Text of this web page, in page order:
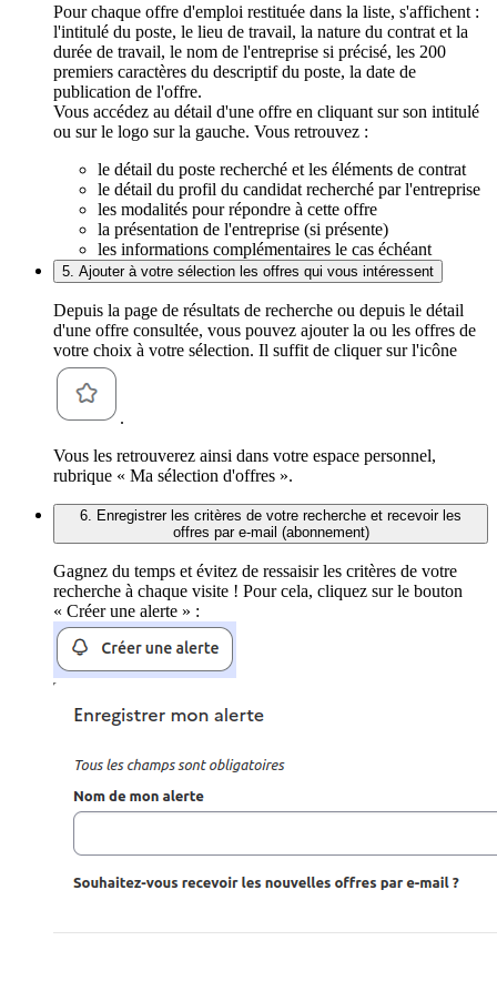
Pour chaque offre d'emploi restituée dans la liste, s'affichent :
l'intitulé du poste, le lieu de travail, la nature du contrat et la
durée de travail, le nom de l'entreprise si précisé, les 200
premiers caractères du descriptif du poste, la date de
publication de l'offre.
Vous accédez au détail d'une offre en cliquant sur son intitulé
ou sur le logo sur la gauche. Vous retrouvez :
le détail du poste recherché et les éléments de contrat
le détail du profil du candidat recherché par l'entreprise
les modalités pour répondre à cette offre
la présentation de l'entreprise (si présente)
les informations complémentaires le cas échéant
5. Ajouter à votre sélection les offres qui vous intéressent
Depuis la page de résultats de recherche ou depuis le détail
d'une offre consultée, vous pouvez ajouter la ou les offres de
votre choix à votre sélection. Il suffit de cliquer sur l'icône
.
Vous les retrouverez ainsi dans votre espace personnel,
rubrique « Ma sélection d'offres ».
6. Enregistrer les critères de votre recherche et recevoir les
offres par e-mail (abonnement)
Gagnez du temps et évitez de ressaisir les critères de votre
recherche à chaque visite ! Pour cela, cliquez sur le bouton
« Créer une alerte » :